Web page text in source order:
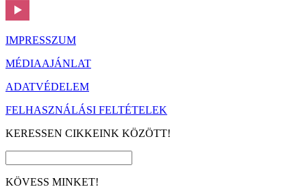
IMPRESSZUM
MÉDIAAJÁNLAT
ADATVÉDELEM
FELHASZNÁLÁSI FELTÉTELEK
KERESSEN CIKKEINK KÖZÖTT!
KÖVESS MINKET!